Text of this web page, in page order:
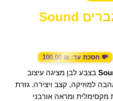
חולצת אוברסייז גברים Sound
💸 חסכת עד: 100.00 ₪
בצבע לבן מציגה עיצוב
למוזיקה, קצב ויצירה. גזרת
מקסימלית ומראה אורבני